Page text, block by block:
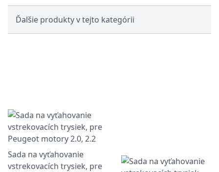
Ďalšie produkty v tejto kategórii
Sada na vyťahovanie
vstrekovacích trysiek, pre